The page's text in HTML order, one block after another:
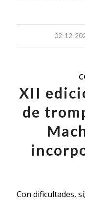
02-12-
/
XII
de
Con dificultades,